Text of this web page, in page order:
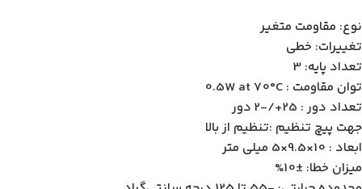
نوع: مقاومت متغیر
تغییرات: خطی
تعداد پایه: 3
توان مقاومت : 0.5W at 70°C
تعداد دور : 25+/-2
دور
جهت پیچ تنظیم :تنظیم از بالا
ابعاد : 10×9.5×5 میلی متر
میزان خطا: ±10%